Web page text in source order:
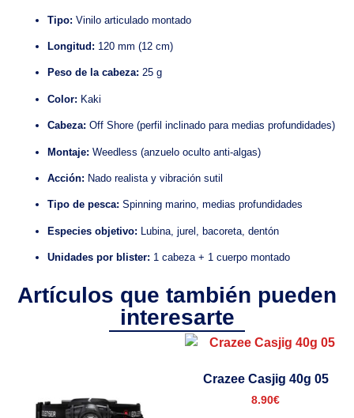
Tipo: Vinilo articulado montado
Longitud: 120 mm (12 cm)
Peso de la cabeza: 25 g
Color: Kaki
Cabeza: Off Shore (perfil inclinado para medias profundidades)
Montaje: Weedless (anzuelo oculto anti-algas)
Acción: Nado realista y vibración sutil
Tipo de pesca: Spinning marino, medias profundidades
Especies objetivo: Lubina, jurel, bacoreta, dentón
Unidades por blister: 1 cabeza + 1 cuerpo montado
Artículos que también pueden
interesarte
Crazee Casjig 40g 05
8.90€